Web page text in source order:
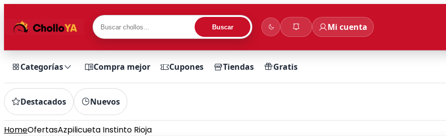
Buscar Mi cuenta
Categorías Compra mejor Cupones Tiendas Gratis
Destacados Nuevos
HomeOfertasAzpilicueta Instinto Rioja